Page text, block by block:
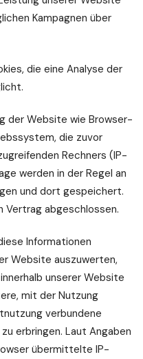
Kampagnen über
die eine Analyse der
der Website wie Browser-
die zuvor
Rechners (IP-
werden in der Regel an
und dort gespeichert.
Vertrag abgeschlossen.
Informationen
Website auszuwerten,
unserer Website
mit der Nutzung
verbundene
erbringen. Laut Angaben
übermittelte IP-